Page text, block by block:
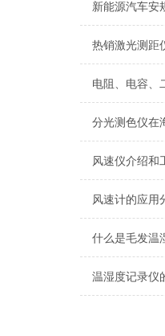
新能源汽车安
热销激光测距
分光测色仪在
风速仪介绍和
风速计的应用
温湿度记录仪